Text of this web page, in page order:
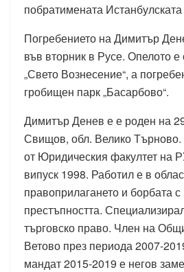
побратимената
Погребението на Димитър
във вторник в Русе. Опелото е
„Свето Вознесение“, а
гробищен парк „Басарбово“.
Димитър Денев е е роден на
Свищов, обл. Велико
от Юридическия факултет на
випуск 1998. Работил е в
правоприлагането и борбата с
престъпността.
търговско право. Член на
Ветово през периода 2007-
мандат 2015-2019 е негов